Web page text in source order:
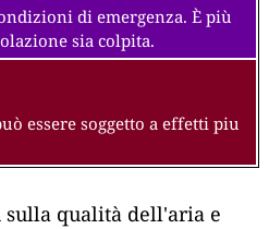
di emergenza. È più
sia colpita.
essere soggetto a effetti piu
sulla qualità dell'aria e